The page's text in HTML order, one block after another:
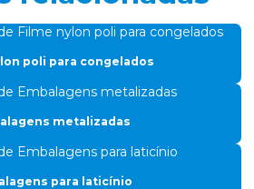
finos
de alumínio
poli para congelados
metalizadas
para laticínio